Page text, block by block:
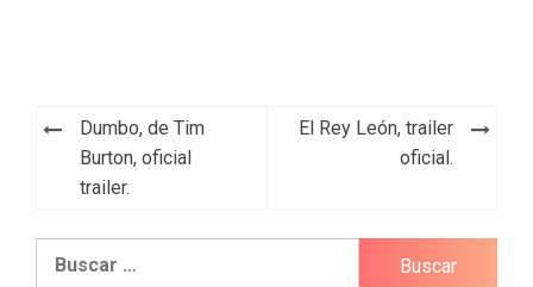
Navegación
entradas
Dumbo, de Tim
Burton, oficial
trailer.
El Rey León, trailer
oficial.